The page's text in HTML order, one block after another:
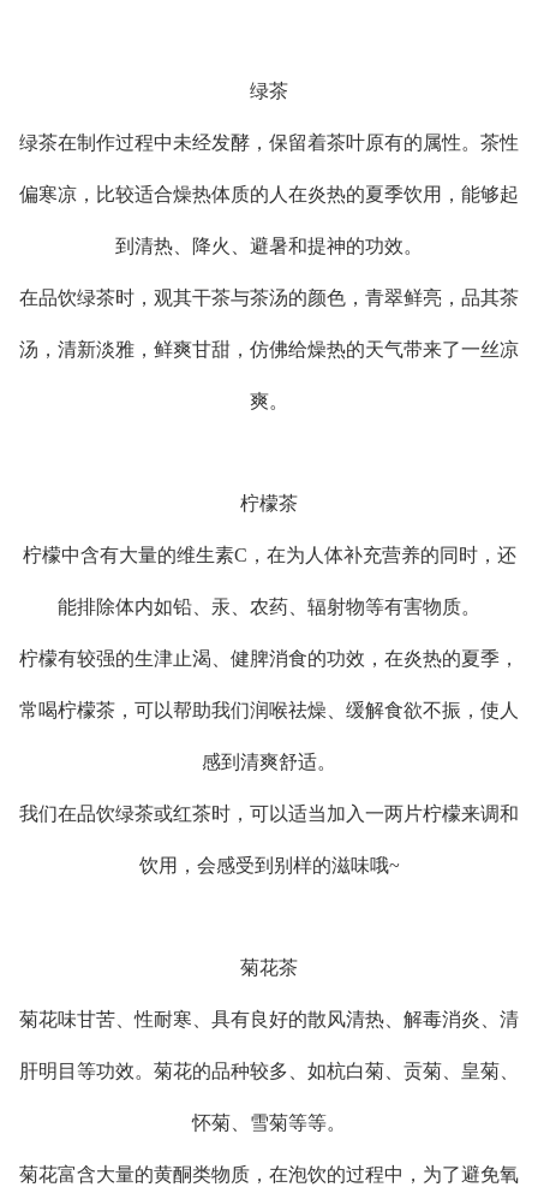
绿茶
绿茶在制作过程中未经发酵，保留着茶叶原有的属性。茶性
偏寒凉，比较适合燥热体质的人在炎热的夏季饮用，能够起
到清热、降火、避暑和提神的功效。
在品饮绿茶时，观其干茶与茶汤的颜色，青翠鲜亮，品其茶
汤，清新淡雅，鲜爽甘甜，仿佛给燥热的天气带来了一丝凉
爽。
柠檬茶
柠檬中含有大量的维生素C，在为人体补充营养的同时，还
能排除体内如铅、汞、农药、辐射物等有害物质。
柠檬有较强的生津止渴、健脾消食的功效，在炎热的夏季，
常喝柠檬茶，可以帮助我们润喉祛燥、缓解食欲不振，使人
感到清爽舒适。
我们在品饮绿茶或红茶时，可以适当加入一两片柠檬来调和
饮用，会感受到别样的滋味哦~
菊花茶
菊花味甘苦、性耐寒、具有良好的散风清热、解毒消炎、清
肝明目等功效。菊花的品种较多、如杭白菊、贡菊、皇菊、
怀菊、雪菊等等。
菊花富含大量的黄酮类物质，在泡饮的过程中，为了避免氧